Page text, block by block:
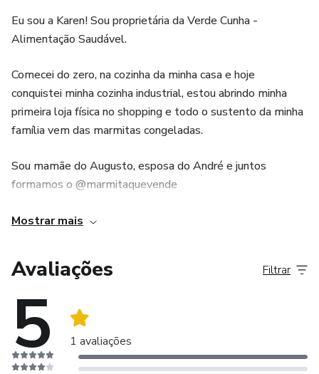
frescor dos alimentos. Essa praticidade é um diferencial
importante para quem deseja otimizar o tempo e a
Eu sou a Karen! Sou proprietária da Verde Cunha -
Alimentação Saudável.
Comecei do zero, na cozinha da minha casa e hoje
conquistei minha cozinha industrial, estou abrindo minha
primeira loja física no shopping e todo o sustento da minha
família vem das marmitas congeladas.
Sou mamãe do Augusto, esposa do André e juntos
formamos o @marmitaquevende
Meu grande sonho é formar um time de marmiteiras que
de quem empreende em casa. É tudo de coração aberto de
quem está na beira do fogão e da pia, assim como você!
Errei muito no caminho, hoje eu consigo te levar mais longe
Mostrar mais
Avaliações
5 1 avaliações
Filtrar